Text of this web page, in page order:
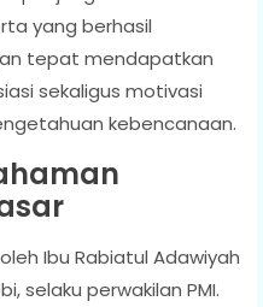
yang berhasil
tepat mendapatkan
sekaligus motivasi
kebencanaan.
Ibu Rabiatul Adawiyah
selaku perwakilan PMI.